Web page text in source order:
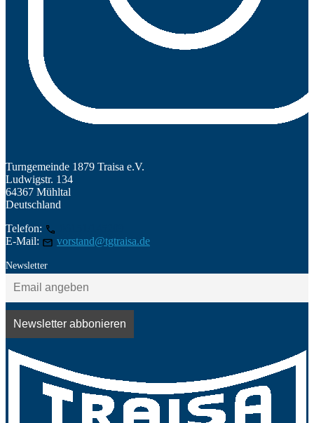
Turngemeinde 1879 Traisa e.V.
Ludwigstr. 134
64367 Mühltal
Deutschland
Telefon:
E-Mail:
vorstand@tgtraisa.de
Newsletter